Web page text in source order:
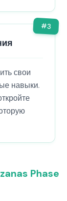
#3
свои
навыки.
Phase